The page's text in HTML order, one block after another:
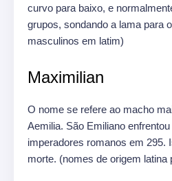
curvo para baixo, e
grupos, sondando a lama para
masculinos em latim)
Maximilian
O nome se refere ao macho
Aemilia. São Emiliano
imperadores romanos em 295.
morte. (nomes de origem latina